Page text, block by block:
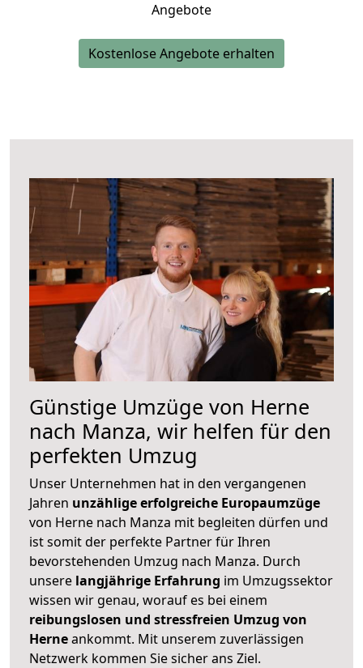
Angebote
Kostenlose Angebote erhalten
Günstige Umzüge von Herne
nach Manza, wir helfen für den
perfekten Umzug
Unser Unternehmen hat in den vergangenen
Jahren unzählige erfolgreiche Europaumzüge
von Herne nach Manza mit begleiten dürfen und
ist somit der perfekte Partner für Ihren
bevorstehenden Umzug nach Manza. Durch
unsere langjährige Erfahrung im Umzugssektor
wissen wir genau, worauf es bei einem
reibungslosen und stressfreien Umzug von
Herneankommt. Mit unserem zuverlässigen
Netzwerk kommen Sie sicher ans Ziel.